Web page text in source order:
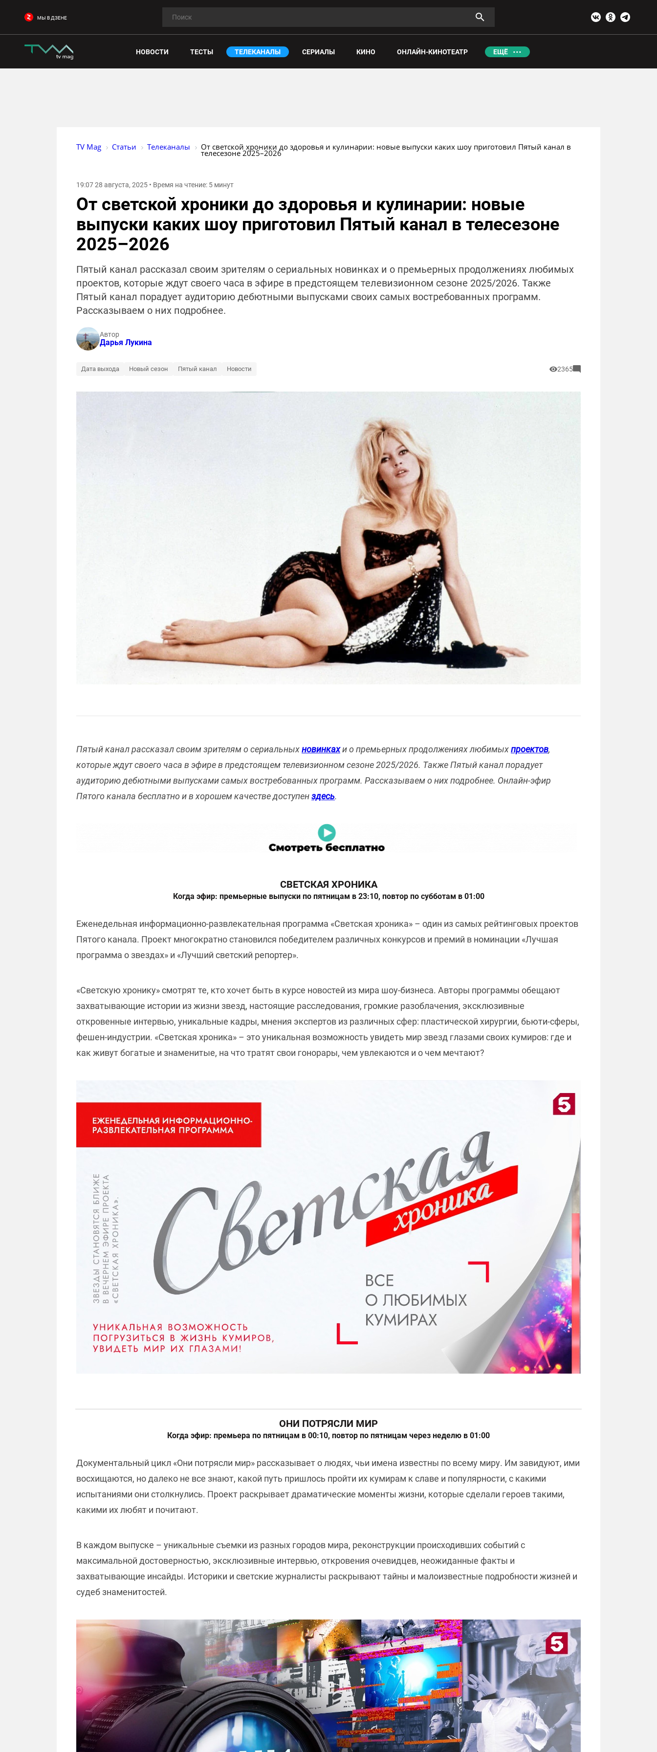
МЫ В ДЗЕНЕ
НОВОСТИ ТЕСТЫ ТЕЛЕКАНАЛЫ СЕРИАЛЫ КИНО ОНЛАЙН-КИНОТЕАТР ЕЩЁ
TV Mag Статьи Телеканалы От светской хроники до здоровья и кулинарии: новые выпуски каких шоу приготовил Пятый канал в
телесезоне 2025–2026
19:07 28 августа, 2025 • Время на чтение: 5 минут
От светской хроники до здоровья и кулинарии: новые
выпуски каких шоу приготовил Пятый канал в телесезоне
2025–2026
Пятый канал рассказал своим зрителям о сериальных новинках и о премьерных продолжениях любимых
проектов, которые ждут своего часа в эфире в предстоящем телевизионном сезоне 2025/2026. Также
Пятый канал порадует аудиторию дебютными выпусками своих самых востребованных программ.
Рассказываем о них подробнее.
Автор
Дарья Лукина
Дата выхода Новый сезон Пятый канал Новости 2365
Пятый канал рассказал своим зрителям о сериальныхновинкахи о премьерных продолжениях любимыхпроектов,
которые ждут своего часа в эфире в предстоящем телевизионном сезоне 2025/2026. Также Пятый канал порадует
аудиторию дебютными выпусками самых востребованных программ. Рассказываем о них подробнее. Онлайн-эфир
Пятого канала бесплатно и в хорошем качестве доступенздесь.
СВЕТСКАЯ ХРОНИКА
Когда эфир: премьерные выпуски по пятницам в 23:10, повтор по субботам в 01:00
Еженедельная информационно-развлекательная программа «Светская хроника» – один из самых рейтинговых проектов
Пятого канала. Проект многократно становился победителем различных конкурсов и премий в номинации «Лучшая
программа о звездах» и «Лучший светский репортер».
«Светскую хронику» смотрят те, кто хочет быть в курсе новостей из мира шоу-бизнеса. Авторы программы обещают
захватывающие истории из жизни звезд, настоящие расследования, громкие разоблачения, эксклюзивные
откровенные интервью, уникальные кадры, мнения экспертов из различных сфер: пластической хирургии, бьюти-сферы,
фешен-индустрии. «Светская хроника» – это уникальная возможность увидеть мир звезд глазами своих кумиров: где и
как живут богатые и знаменитые, на что тратят свои гонорары, чем увлекаются и о чем мечтают?
ОНИ ПОТРЯСЛИ МИР
Когда эфир: премьера по пятницам в 00:10, повтор по пятницам через неделю в 01:00
Документальный цикл «Они потрясли мир» рассказывает о людях, чьи имена известны по всему миру. Им завидуют, ими
восхищаются, но далеко не все знают, какой путь пришлось пройти их кумирам к славе и популярности, с какими
испытаниями они столкнулись. Проект раскрывает драматические моменты жизни, которые сделали героев такими,
какими их любят и почитают.
В каждом выпуске – уникальные съемки из разных городов мира, реконструкции происходивших событий с
максимальной достоверностью, эксклюзивные интервью, откровения очевидцев, неожиданные факты и
захватывающие инсайды. Историки и светские журналисты раскрывают тайны и малоизвестные подробности жизней и
судеб знаменитостей.